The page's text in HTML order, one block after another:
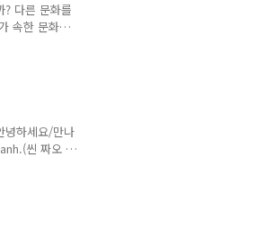
? 다른 문화를
속한 문화
다.지구촌
우러져 사
녕하세요/만나
씬 짜오 아
+ 호칭'만
드억 갑 아